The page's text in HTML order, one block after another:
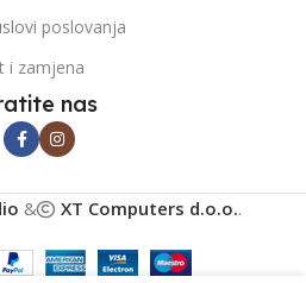
poslovanja
i zamjena
nas
& XT Computers d.o.o..